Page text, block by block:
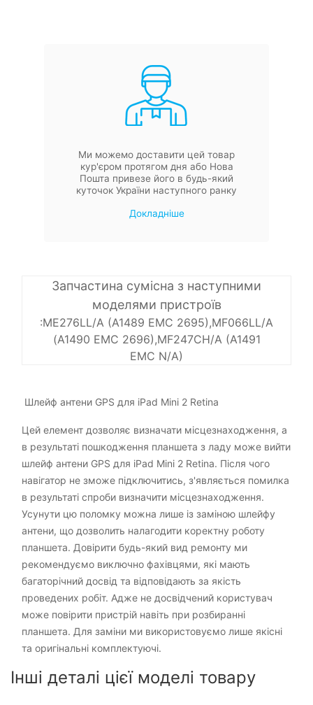
Ми можемо доставити цей товар
кур'єром протягом дня або Нова
Пошта привезе його в будь-який
куточок України наступного ранку
Докладніше
Запчастина сумісна з наступними
моделями пристроїв
:ME276LL/A (A1489 EMC 2695),MF066LL/A
(A1490 EMC 2696),MF247CH/A (A1491
EMC N/A)
Шлейф антени GPS для iPad Mini 2 Retina
Цей елемент дозволяє визначати місцезнаходження, а
в результаті пошкодження планшета з ладу може вийти
шлейф антени GPS для iPad Mini 2 Retina. Після чого
навігатор не зможе підключитись, з'являється помилка
в результаті спроби визначити місцезнаходження.
Усунути цю поломку можна лише із заміною шлейфу
антени, що дозволить налагодити коректну роботу
планшета. Довірити будь-який вид ремонту ми
рекомендуємо виключно фахівцями, які мають
багаторічний досвід та відповідають за якість
проведених робіт. Адже не досвідчений користувач
може повірити пристрій навіть при розбиранні
планшета. Для заміни ми використовуємо лише якісні
та оригінальні комплектуючі.
Інші деталі цієї моделі товару